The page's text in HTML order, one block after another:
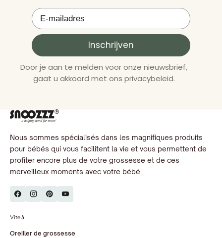
Inschrijven
Door je aan te melden voor onze nieuwsbrief,
gaat u akkoord met ons privacybeleid.
Nous sommes spécialisés dans les magnifiques produits
pour bébés qui vous facilitent la vie et vous permettent de
profiter encore plus de votre grossesse et de ces
merveilleux moments avec votre bébé.
Vite à
Oreiller de grossesse